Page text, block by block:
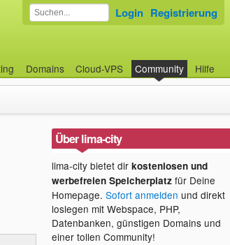
Domains Cloud-VPS Community Hilfe
Login Registrierung
Über lima-city
lima-city bietet dir kostenlosen und
werbefreien Speicherplatzfür Deine
Homepage. Sofort anmelden und direkt
loslegen mit Webspace, PHP,
Datenbanken, günstigen Domains und
einer tollen Community!